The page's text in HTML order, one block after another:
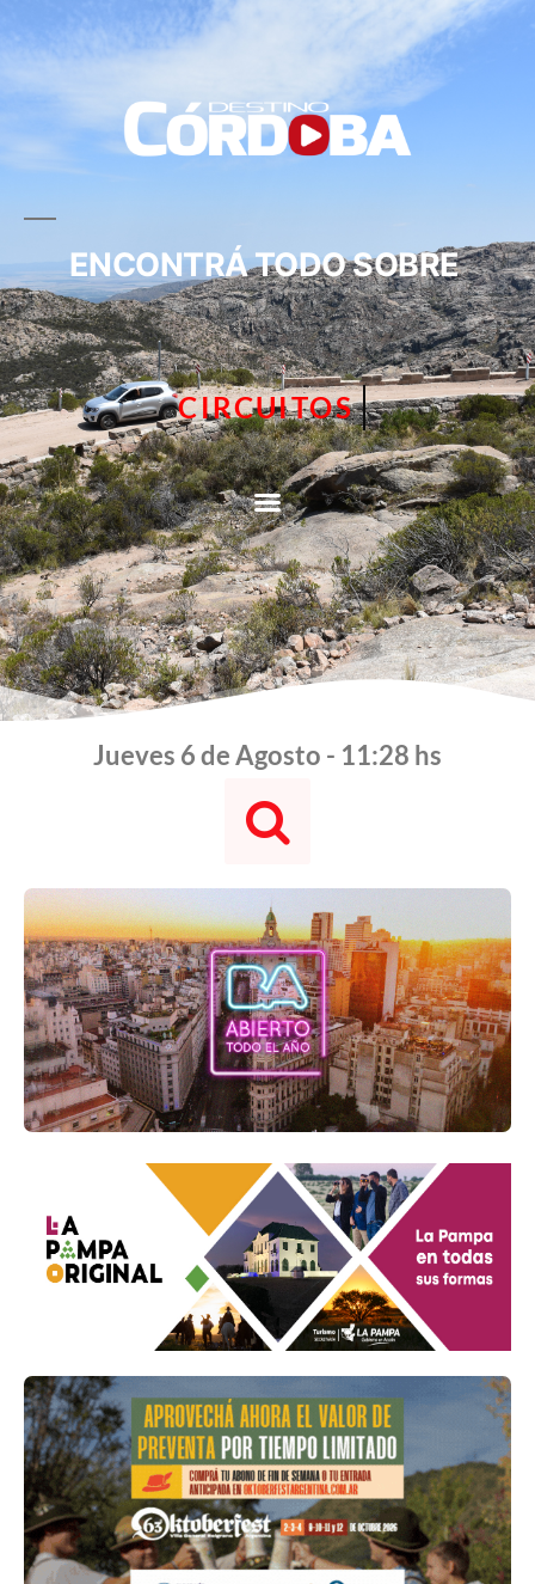
ENCONTRÁ TODO SOBRE
TURISMO
Jueves 6 de Agosto - 11:28 hs